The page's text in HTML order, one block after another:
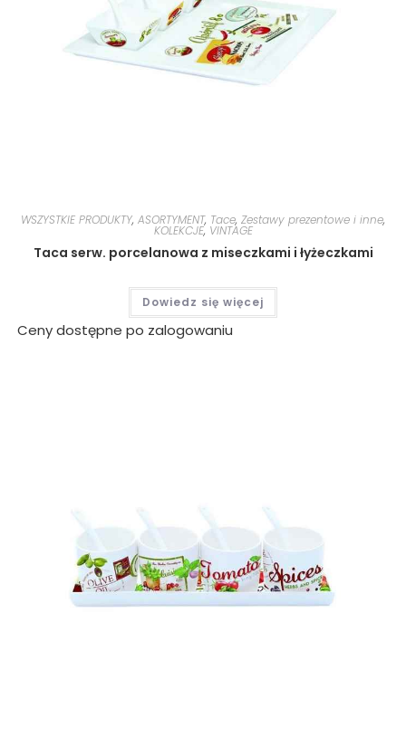
WSZYSTKIE PRODUKTY, ASORTYMENT, Tace, Zestawy prezentowe i inne,
KOLEKCJE, VINTAGE
Taca serw. porcelanowa z miseczkami i łyżeczkami
Dowiedz się więcej
Ceny dostępne po zalogowaniu